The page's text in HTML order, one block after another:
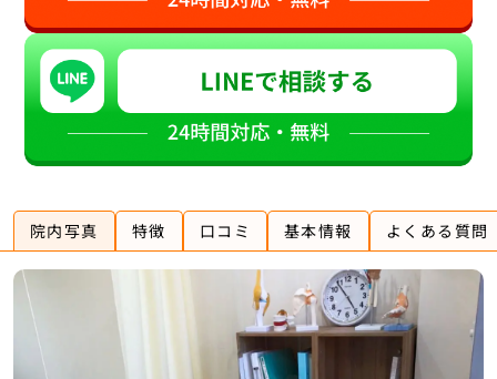
院内写真 特徴 口コミ 基本情報 よくある質問